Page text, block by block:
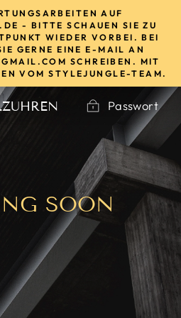
AUF
- BITTE SCHAUEN SIE ZU
WIEDER VORBEI. BEI
GERNE EINE E-MAIL AN
SCHREIBEN. MIT
VOM STYLEJUNGLE-TEAM.
Passwort
SOON